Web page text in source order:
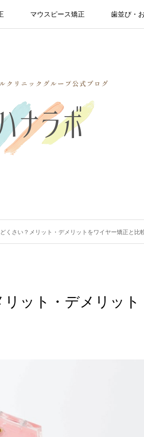
マウスピース矯正 歯並び・
くさい？メリット・デメリットをワイヤー矯正と比
ット・デメリット